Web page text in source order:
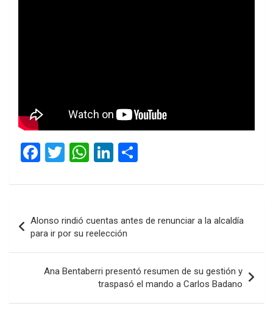
F
ce
o
o
k
T
tt
er
W
at
A
p
p
Li
ke
n
m
ar
tir
de
entradas
Alonso rindió cuentas antes de renunciar a la alcaldía
para ir por su reelección
Ana Bentaberri presentó resumen de su gestión y
traspasó el mando a Carlos Badano